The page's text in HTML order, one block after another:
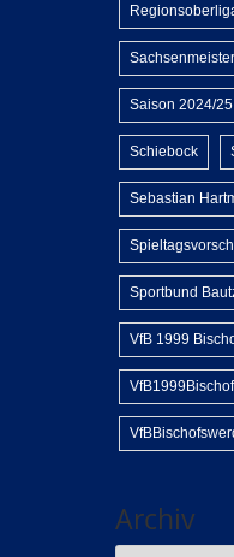
Saison 2024/25
Schiebock
Sebastian
Sportbund
VfB 1999
Archiv